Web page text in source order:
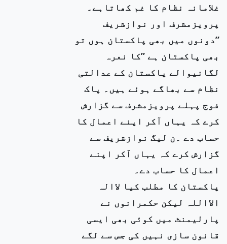
غلامانہ نظام کا غم کھاتاہے۔
پرویزمشرف اور نوازشریف
”دونوں میں بھی پاکستان ہوں تو
بھی پاکستان ہے ”کا نعرہ
لگانیوالے پاکستان کے عدالتی
نظام سے بھاگے ہوئے ہیں۔ پاک
فوج پہلے پرویزمشرف سے گزارش
کرے کہ یہاں آکر اپنے اعمال کا
حساب دے ۔ن لیگ نوازشریف سے
گزارش کرے کہ یہاں آکر اپنے
اعمال کا حساب دے۔
پاکستان کا مطلب کیا لاالہ
الااللہ لیکن حکمرانوں نے
پارلیمنٹ میں کوئی بھی ایسی
قانون سازی نہیں کی جس سے لگے